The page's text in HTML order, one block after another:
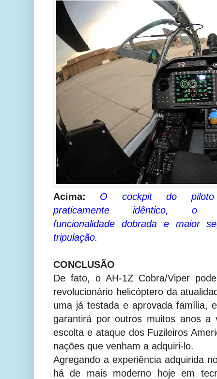
Acima:
O cockpit do
praticamente idêntico,
funcionalidade dobrada e maior
tripulação.
CONCLUSÃO
De fato, o AH-1Z Cobra/Viper
revolucionário helicóptero da
uma já testada e aprovada família,
garantirá por outros muitos anos a
escolta e ataque dos Fuzileiros
nações que venham a adquiri-lo.
Agregando a experiência adquirida
há de mais moderno hoje em